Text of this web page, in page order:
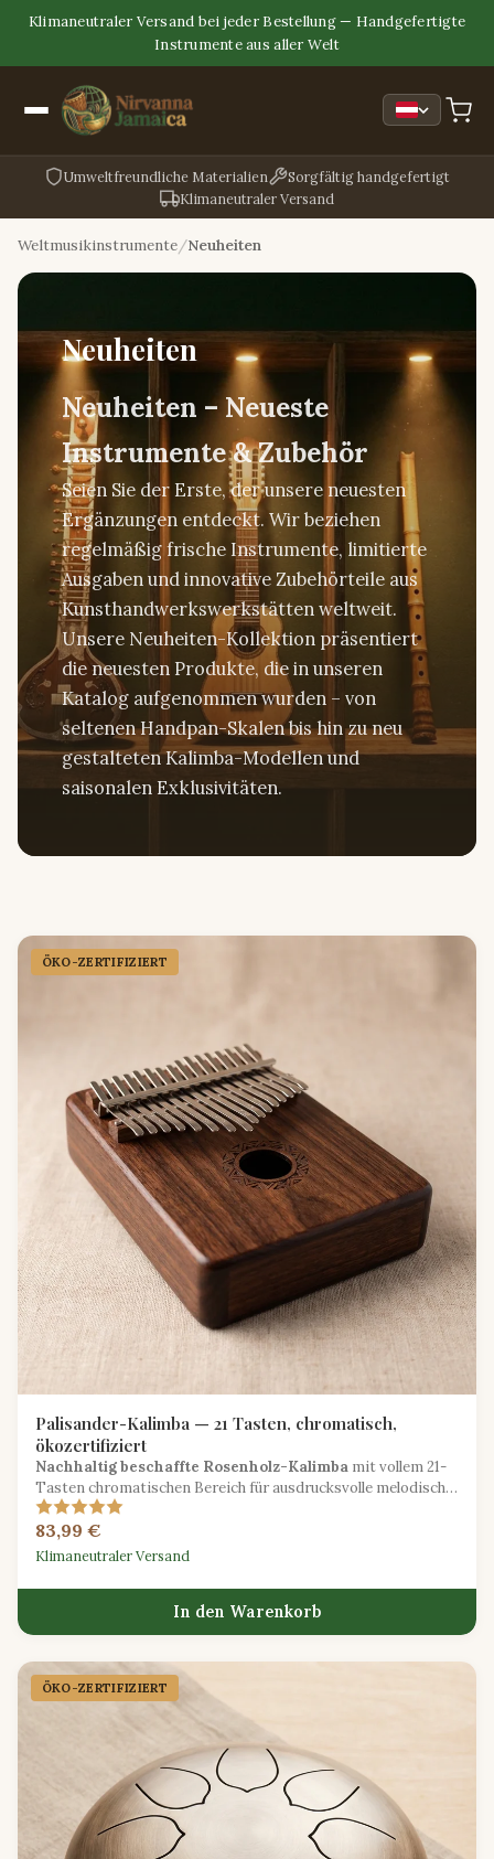
Klimaneutraler Versand bei jeder Bestellung — Handgefertigte
Instrumente aus aller Welt
Umweltfreundliche Materialien
Sorgfältig handgefertigt
Klimaneutraler Versand
Weltmusikinstrumente Neuheiten
Neuheiten
Neuheiten – Neueste
Instrumente & Zubehör
Seien Sie der Erste, der unsere neuesten
Ergänzungen entdeckt. Wir beziehen
regelmäßig frische Instrumente, limitierte
Ausgaben und innovative Zubehörteile aus
Kunsthandwerkswerkstätten weltweit.
Unsere Neuheiten-Kollektion präsentiert
die neuesten Produkte, die in unseren
Katalog aufgenommen wurden – von
seltenen Handpan-Skalen bis hin zu neu
gestalteten Kalimba-Modellen und
saisonalen Exklusivitäten.
ÖKO-ZERTIFIZIERT
Palisander-Kalimba — 21 Tasten, chromatisch,
ökozertifiziert
Nachhaltig beschaffte Rosenholz-Kalimba mit vollem 21-
Tasten chromatischen Bereich für ausdrucksvolle melodische
Erkundungen.
83,99 €
Klimaneutraler Versand
In den Warenkorb
ÖKO-ZERTIFIZIERT